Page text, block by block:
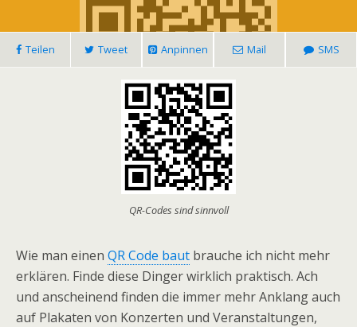
Teilen Tweet Anpinnen Mail SMS
QR-Codes sind sinnvoll
Wie man einen QR Code baut brauche ich nicht mehr
erklären. Finde diese Dinger wirklich praktisch. Ach
und anscheinend finden die immer mehr Anklang auch
auf Plakaten von Konzerten und Veranstaltungen,